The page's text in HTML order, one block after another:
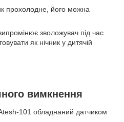
прохолодне, його можна
зволожувач під час
як нічник у дитячій
вимкнення
101 обладнаний датчиком